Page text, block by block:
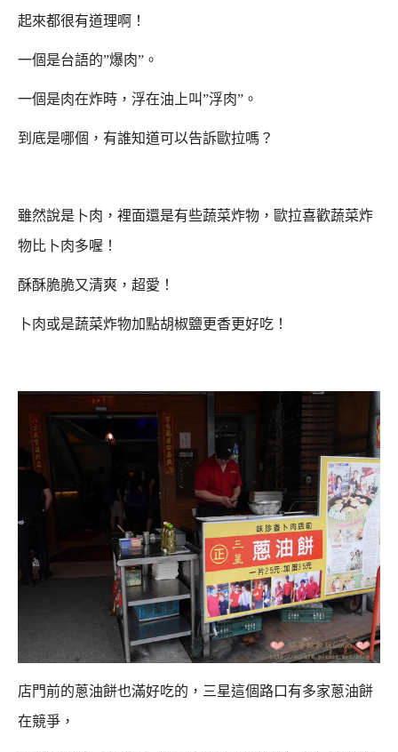
起來都很有道理啊！
一個是台語的”爆肉”。
一個是肉在炸時，浮在油上叫”浮肉”。
到底是哪個，有誰知道可以告訴歐拉嗎？
雖然說是卜肉，裡面還是有些蔬菜炸物，歐拉喜歡蔬菜炸
物比卜肉多喔！
酥酥脆脆又清爽，超愛！
卜肉或是蔬菜炸物加點胡椒鹽更香更好吃！
店門前的蔥油餅也滿好吃的，三星這個路口有多家蔥油餅
在競爭，